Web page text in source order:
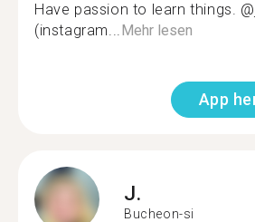
Have passion to learn things.
(instagram...Mehr lesen
App
J.
Bucheon-si